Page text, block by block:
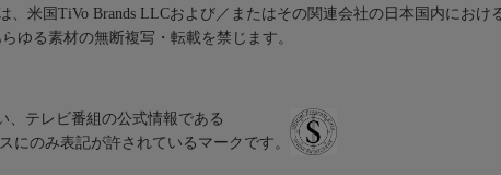
米国TiVo Brands LLCおよび／またはその関連会社の日本国内におけ
ゆる素材の無断複写・転載を禁じます。
、テレビ番組の公式情報である
にのみ表記が許されているマークです。